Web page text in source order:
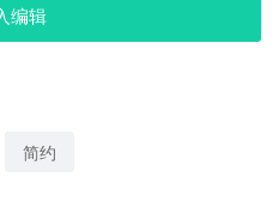
编辑
简约